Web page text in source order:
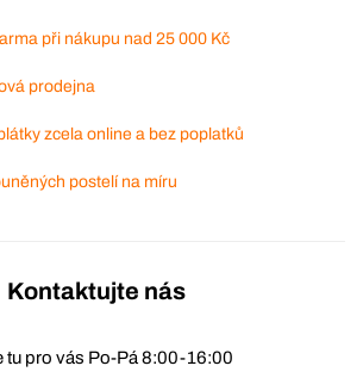
při nákupu nad 25 000 Kč
prodejna
zcela online a bez poplatků
postelí na míru
Kontaktujte nás
tu pro vás Po-Pá 8:00-16:00